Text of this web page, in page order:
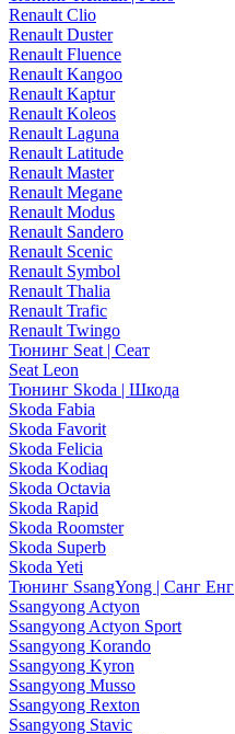
Renault Clio
Renault Duster
Renault Fluence
Renault Kangoo
Renault Kaptur
Renault Koleos
Renault Laguna
Renault Latitude
Renault Master
Renault Megane
Renault Modus
Renault Sandero
Renault Scenic
Renault Symbol
Renault Thalia
Renault Trafic
Renault Twingo
Тюнинг Seat | Сеат
Seat Leon
Тюнинг Skoda | Шкода
Skoda Fabia
Skoda Favorit
Skoda Felicia
Skoda Kodiaq
Skoda Octavia
Skoda Rapid
Skoda Roomster
Skoda Superb
Skoda Yeti
Тюнинг SsangYong | Санг Енг
Ssangyong Actyon
Ssangyong Actyon Sport
Ssangyong Korando
Ssangyong Kyron
Ssangyong Musso
Ssangyong Rexton
Ssangyong Stavic